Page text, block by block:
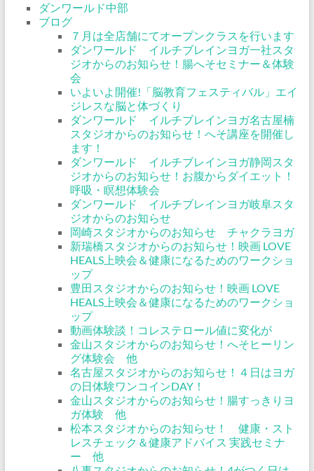
ダンワールド中部
ブログ
７月は全店舗にてオープンクラスを行います
ダンワールド イルチブレインヨガ一社スタ
ジオからのお知らせ！腸へそセミナー＆体験
会
いよいよ開催!「脳教育フェスティバル」エイ
ジレスな脳と体づくり
ダンワールド イルチブレインヨガ名古屋楠
スタジオからのお知らせ！へそ講座を開催し
ます！
ダンワールド イルチブレインヨガ静岡スタ
ジオからのお知らせ！お腹からダイエット！
呼吸・瞑想体験会
ダンワールド イルチブレインヨガ岐阜スタ
ジオからのお知らせ
岡崎スタジオからのお知らせ チャクラヨガ
新瑞橋スタジオからのお知らせ！映画 LOVE
HEALS上映会＆健康になるためのワークショ
ップ
豊田スタジオからのお知らせ！映画 LOVE
HEALS上映会＆健康になるためのワークショ
ップ
動画体験談！コレステロール値に変化が
金山スタジオからのお知らせ！へそヒーリン
グ体験会 他
名古屋スタジオからのお知らせ！４日はヨガ
の日体験ワンコインDAY！
金山スタジオからのお知らせ！腸すっきりヨ
ガ体験 他
松本スタジオからのお知らせ！ 健康・スト
レスチェック＆健康アドバイス 実践セミナ
ー 他